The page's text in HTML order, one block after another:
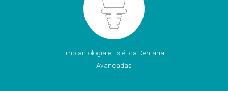
Implantologia e Estética Dentária
Avançadas